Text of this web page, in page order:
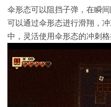
伞形态可以阻挡子弹，在瞬
可以通过伞形态进行滑翔，
中，灵活使用伞形态的冲刺